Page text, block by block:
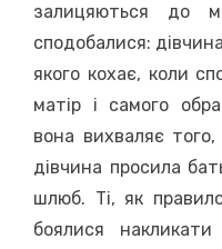
залицяються до
сподобалися:
якого кохає, коли
матір і самого
вона вихваляє
дівчина просила
шлюб. Ті, як
боялися